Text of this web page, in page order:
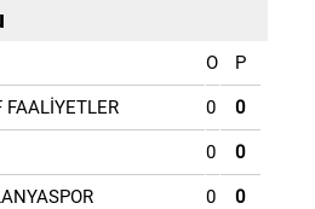
O P
FAALİYETLER 0 0
0 0
0 0